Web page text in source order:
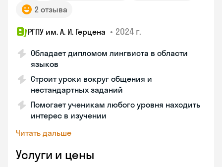
2 отзыва
РГПУ им. А. И. Герцена • 2024 г.
Обладает дипломом лингвиста в области
языков
Строит уроки вокруг общения и
нестандартных заданий
Помогает ученикам любого уровня находить
интерес в изучении
Читать дальше
Услуги и цены